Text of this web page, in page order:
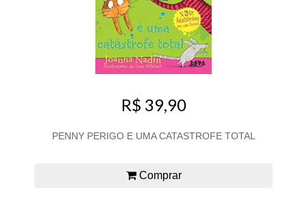
R$ 39,90
PENNY PERIGO E UMA CATASTROFE TOTAL
Comprar